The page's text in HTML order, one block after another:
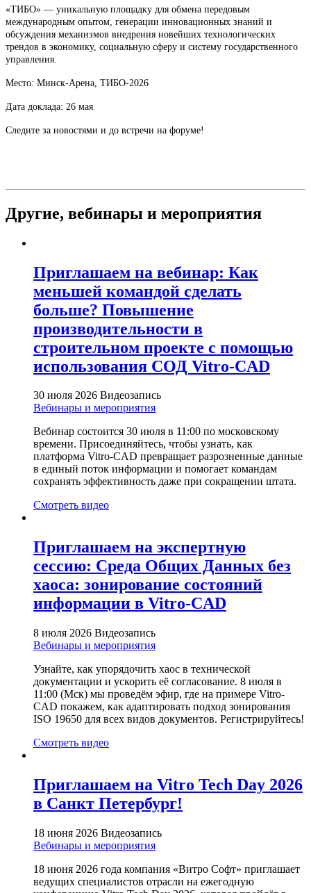
«ТИБО» — уникальную площадку для обмена передовым
международным опытом, генерации инновационных знаний и
обсуждения механизмов внедрения новейших технологических
трендов в экономику, социальную сферу и систему государственного
управления.
Место: Минск-Арена, ТИБО-2026
Дата доклада: 26 мая
Следите за новостями и до встречи на форуме!
Другие, вебинары и мероприятия
Приглашаем на вебинар: Как
меньшей командой сделать
больше? Повышение
производительности в
строительном проекте с помощью
использования СОД Vitro-CAD
30 июля 2026 Видеозапись
Вебинары и мероприятия
Вебинар состоится 30 июля в 11:00 по московскому
времени. Присоединяйтесь, чтобы узнать, как
платформа Vitro-CAD превращает разрозненные данные
в единый поток информации и помогает командам
сохранять эффективность даже при сокращении штата.
Смотреть видео
Приглашаем на экспертную
сессию: Среда Общих Данных без
хаоса: зонирование состояний
информации в Vitro-CAD
8 июля 2026 Видеозапись
Вебинары и мероприятия
Узнайте, как упорядочить хаос в технической
документации и ускорить её согласование. 8 июля в
11:00 (Мск) мы проведём эфир, где на примере Vitro-
CAD покажем, как адаптировать подход зонирования
ISO 19650 для всех видов документов. Регистрируйтесь!
Смотреть видео
Приглашаем на Vitro Tech Day 2026
в Санкт Петербург!
18 июня 2026 Видеозапись
Вебинары и мероприятия
18 июня 2026 года компания «Витро Софт» приглашает
ведущих специалистов отрасли на ежегодную